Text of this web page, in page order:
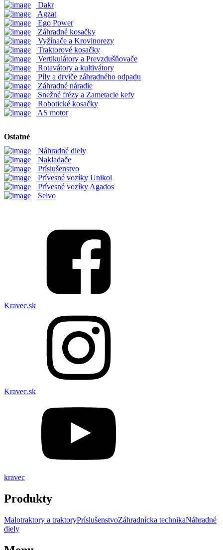
Dakr
Agzat
Ego Power
Záhradné kosačky
Vyžínače a Krovinorezy
Traktorové kosačky
Vertikulátory a Prevzdušňovače
Rotavátory a kultivátory
Píly a drviče záhradného odpadu
Záhradné náradie
Snežné frézy a Zametacie kefy
Robotické kosačky
AS motor
Ostatné
Náhradné diely
Nakladače
Príslušenstvo
Prívesné vozíky Unikol
Prívesné vozíky Agados
Selvo
Kravec.sk
Kravec.sk
kravec
Produkty
Malotraktory a traktoryPríslušenstvoZáhradnícka technikaNáhradné
diely